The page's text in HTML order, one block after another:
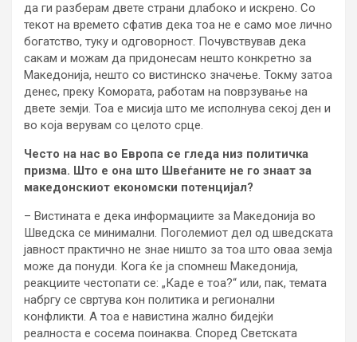
да ги разберам двете страни длабоко и искрено. Со
текот на времето сфатив дека тоа не е само мое лично
богатство, туку и одговорност. Почувствував дека
сакам и можам да придонесам нешто конкретно за
Македонија, нешто со вистинско значење. Токму затоа
денес, преку Комората, работам на поврзување на
двете земји. Тоа е мисија што ме исполнува секој ден и
во која верувам со целото срце.
Често на нас во Европа се гледа низ политичка
призма. Што е она што Швеѓаните не го знаат за
македонскиот економски потенцијал?
– Вистината е дека информациите за Македонија во
Шведска се минимални. Поголемиот дел од шведската
јавност практично не знае ништо за тоа што оваа земја
може да понуди. Кога ќе ја спомнеш Македонија,
реакциите честопати се: „Каде е тоа?“ или, пак, темата
набргу се свртува кон политика и регионални
конфликти. А тоа е навистина жално бидејќи
реалноста е сосема поинаква. Според Светската